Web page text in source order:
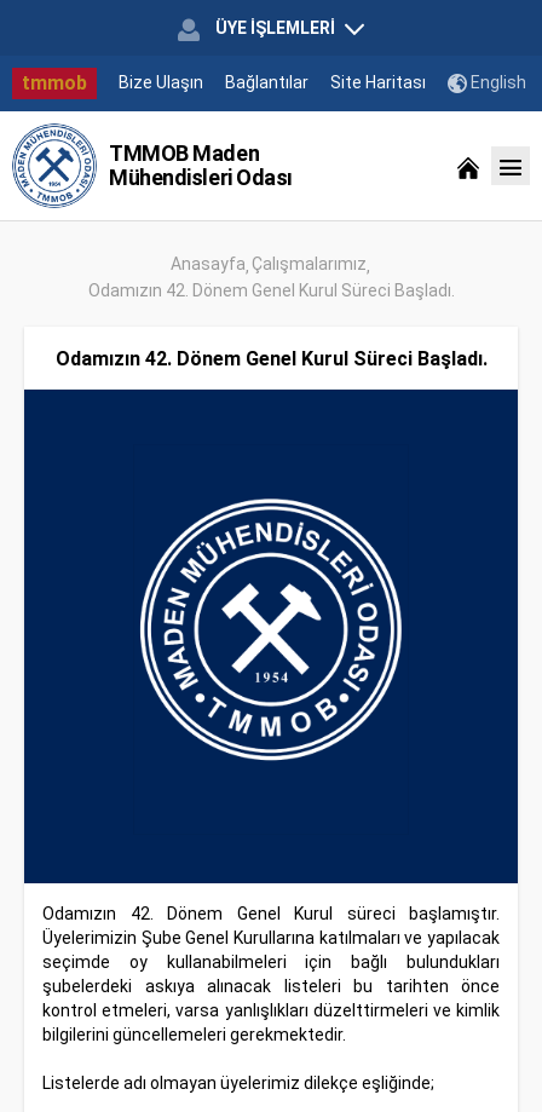
ÜYE İŞLEMLERİ
tmmob Bize Ulaşın Bağlantılar Site Haritası English
TMMOB Maden
Mühendisleri Odası
Anasayfa Çalışmalarımız
Odamızın 42. Dönem Genel Kurul Süreci Başladı.
Odamızın 42. Dönem Genel Kurul Süreci Başladı.
Odamızın 42. Dönem Genel Kurul süreci başlamıştır.
Üyelerimizin Şube Genel Kurullarına katılmaları ve yapılacak
seçimde oy kullanabilmeleri için bağlı bulundukları
şubelerdeki askıya alınacak listeleri bu tarihten önce
kontrol etmeleri, varsa yanlışlıkları düzelttirmeleri ve kimlik
bilgilerini güncellemeleri gerekmektedir.
Listelerde adı olmayan üyelerimiz dilekçe eşliğinde;